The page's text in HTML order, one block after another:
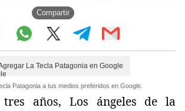
Compartir
La Tecla Patagonia en Google
Patagonia a tus medios preferidos en Google.
tres años, Los ángeles de la